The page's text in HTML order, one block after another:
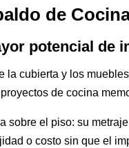
de
potencial de
la cubierta y los
de cocina
sobre el piso: su
o costo sin que el